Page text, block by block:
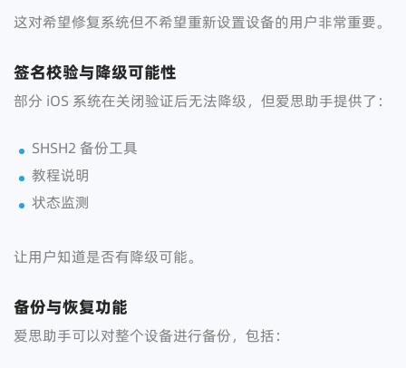
这对希望修复系统但不希望重新设置设备的用户非常重要。
签名校验与降级可能性
部分 iOS 系统在关闭验证后无法降级，但爱思助手提供了：
SHSH2 备份工具
教程说明
状态监测
让用户知道是否有降级可能。
备份与恢复功能
爱思助手可以对整个设备进行备份，包括：